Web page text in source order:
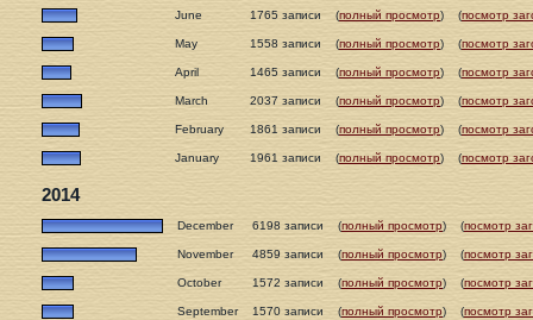
June 1765 записи (полный просмотр) (посмотр
May 1558 записи (полный просмотр) (посмотр
April 1465 записи (полный просмотр) (посмотр
March 2037 записи (полный просмотр) (посмотр
February 1861 записи (полный просмотр) (посмотр
January 1961 записи (полный просмотр) (посмотр
2014
December 6198 записи (полный просмотр) (посмотр
November 4859 записи (полный просмотр) (посмотр
October 1572 записи (полный просмотр) (посмотр
September 1570 записи (полный просмотр) (посмотр